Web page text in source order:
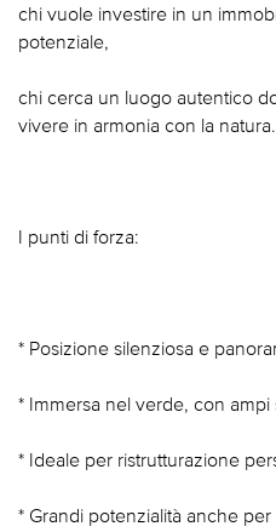
chi vuole investire in un
potenziale,
chi cerca un luogo autentico
vivere in armonia con la natura.
I punti di forza:
* Posizione silenziosa e
* Immersa nel verde, con ampi
* Ideale per ristrutturazione
* Grandi potenzialità anche